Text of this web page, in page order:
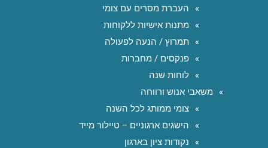
העברת מסרים עם צומי
מתנות אישיות ללקוחות
תמרוץ / הנעה לפעולה
פנקסים / מחברות
לוחות שנה
משאבי אנוש ורווחה
צומי ממותג לכל השנה
הישגים ארגוניים – טיילור מייד
נקודות ציון בארגון